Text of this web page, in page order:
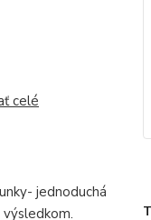
celé
jednoduchá
výsledkom.